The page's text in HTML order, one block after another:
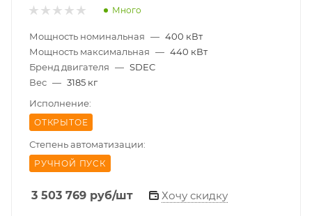
Много
Мощность номинальная — 400 кВт
Мощность максимальная — 440 кВт
Бренд двигателя — SDEC
Вес — 3185 кг
Исполнение:
ОТКРЫТОЕ
Степень автоматизации:
РУЧНОЙ ПУСК
3 503 769 руб/шт Хочу скидку